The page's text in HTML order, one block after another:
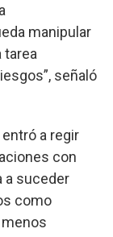
manipular
tarea
señaló
a regir
con
a suceder
como